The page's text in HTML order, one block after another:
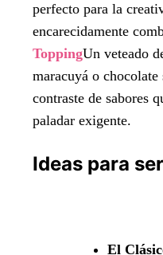
perfecto para la
encarecidamente
ToppingUn veteado
maracuyá o chocolate
contraste de sabores
paladar exigente.
Ideas para
El